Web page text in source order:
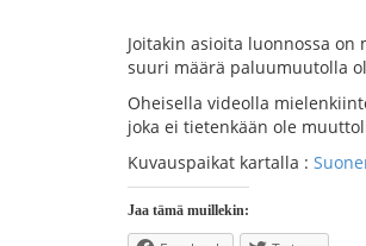
Joitakin asioita luonnossa
suuri määrä paluumuutolla
Oheisella videolla
joka ei tietenkään ole
Kuvauspaikat kartalla :
Jaa tämä muillekin: